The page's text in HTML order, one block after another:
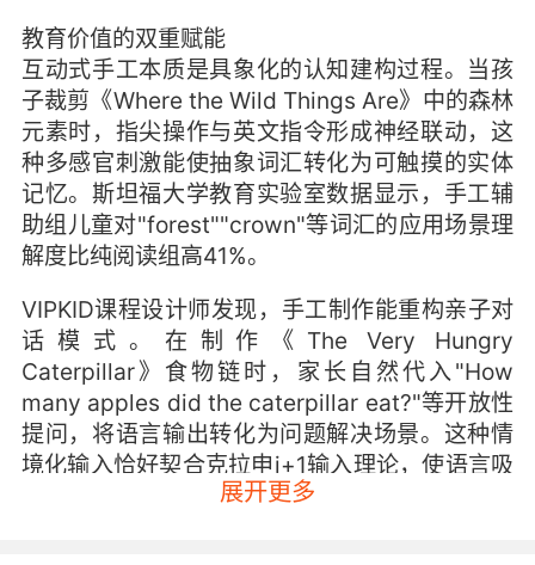
教育价值的双重赋能
互动式手工本质是具象化的认知建构过程。当孩
子裁剪《Where the Wild Things Are》中的森林
元素时，指尖操作与英文指令形成神经联动，这
种多感官刺激能使抽象词汇转化为可触摸的实体
记忆。斯坦福大学教育实验室数据显示，手工辅
助组儿童对"forest""crown"等词汇的应用场景理
解度比纯阅读组高41%。
VIPKID课程设计师发现，手工制作能重构亲子对
话模式。在制作《The Very Hungry
Caterpillar》食物链时，家长自然代入"How
many apples did the caterpillar eat?"等开放性
提问，将语言输出转化为问题解决场景。这种情
境化输入恰好契合克拉申i+1输入理论，使语言吸
展开更多